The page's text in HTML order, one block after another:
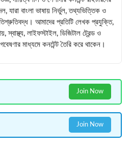
যারা বাংলা ভাষায় নির্ভুল, তথ্যভিত্তিক ও
আমাদের প্রতিটি লেখক প্রযুক্তি,
লাইফস্টাইল, ডিজিটাল ট্রেন্ড ও
মাধ্যমে কনটেন্ট তৈরি করে থাকেন।
Join Now
Join Now